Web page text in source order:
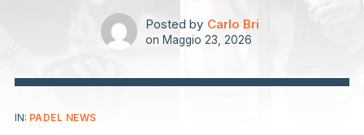
Posted by Carlo Bri
on Maggio 23, 2026
IN: PADEL NEWS